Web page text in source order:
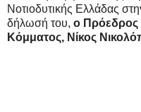
Νοτιοδυτικής Ελλάδας
δήλωσή του, ο Πρόεδρος
Κόμματος, Νίκος